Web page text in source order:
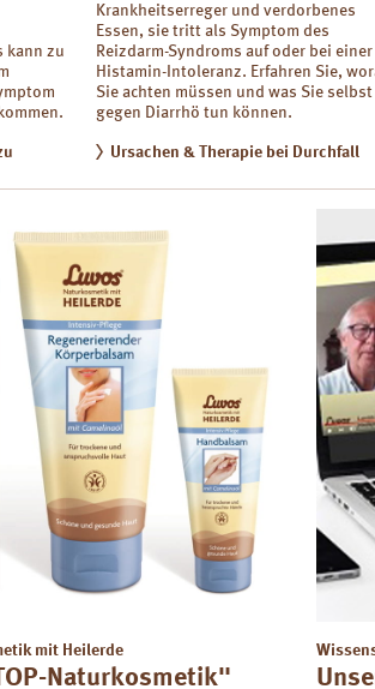
kann zu
Krankheitserreger und verdorbenes
Essen, sie tritt als Symptom des
Reizdarm-Syndroms auf oder bei einer
Histamin-Intoleranz. Erfahren Sie,
Sie achten müssen und was Sie selbst
gegen Diarrhö tun können.
Ursachen & Therapie bei Durchfall
mit Heilerde
Naturkosmetik"